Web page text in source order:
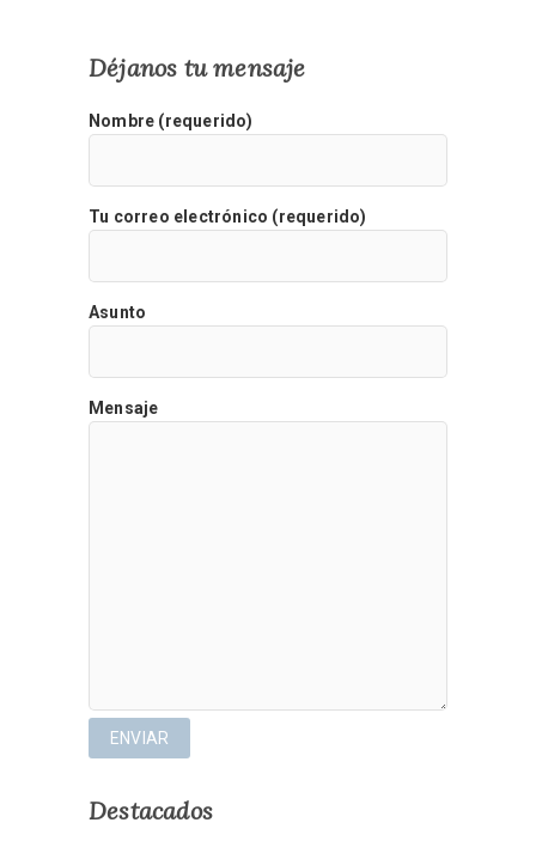
Déjanos tu mensaje
Nombre (requerido)
Tu correo electrónico (requerido)
Asunto
Mensaje
Destacados